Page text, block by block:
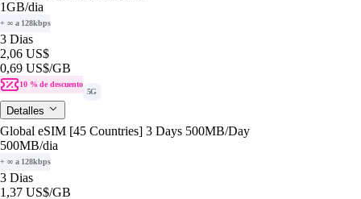
1GB/dia
+ ∞ a 128kbps
3 Dias
2,06 US$
0,69 US$/GB
10 % de descuento
5G
Detalles
Global eSIM [45 Countries] 3 Days 500MB/Day
500MB/dia
+ ∞ a 128kbps
3 Dias
1,37 US$/GB